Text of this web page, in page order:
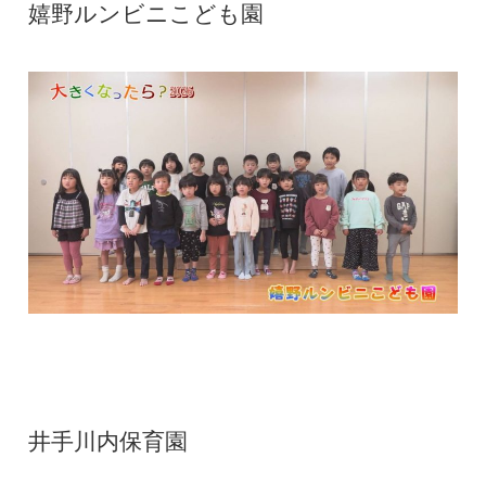
嬉野ルンビニこども園
井手川内保育園